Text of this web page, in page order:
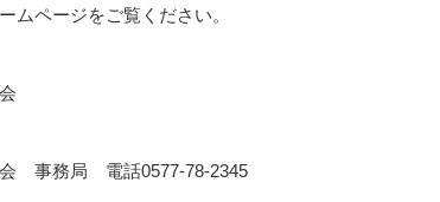
ムページをご覧ください。
　事務局　電話0577-78-2345